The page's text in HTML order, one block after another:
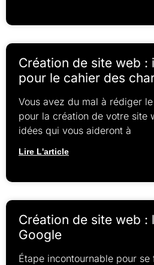
Création de site web :
pour le cahier des
Vous avez du mal à rédiger
pour la création de votre site
idées qui vous aideront à
Lire L'article
Création de site web :
Google
Étape incontournable pour